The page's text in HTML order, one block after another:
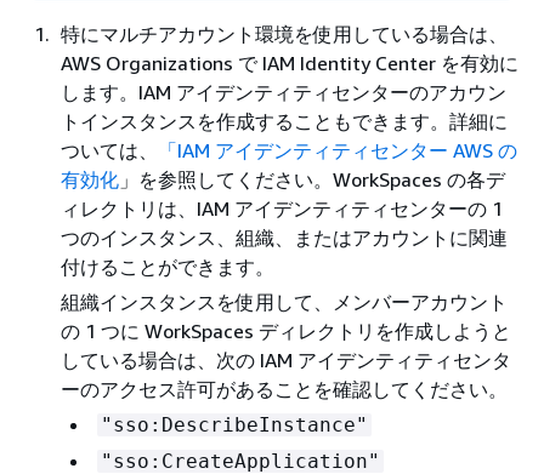
特にマルチアカウント環境を使用している場合は、
AWS Organizations で IAM Identity Center を有効に
します。IAM アイデンティティセンターのアカウン
トインスタンスを作成することもできます。詳細に
ついては、
「IAM アイデンティティセンター AWS の
有効化 」を参照してください。WorkSpaces の各デ
ィレクトリは、IAM アイデンティティセンターの 1
つのインスタンス、組織、またはアカウントに関連
付けることができます。
組織インスタンスを使用して、メンバーアカウント
の 1 つに WorkSpaces ディレクトリを作成しようと
している場合は、次の IAM アイデンティティセンタ
ーのアクセス許可があることを確認してください。
"sso:DescribeInstance"
"sso:CreateApplication"